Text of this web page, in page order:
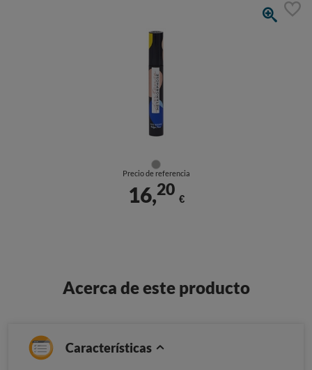
Precio de referencia
16,20
€
Acerca de este producto
Características